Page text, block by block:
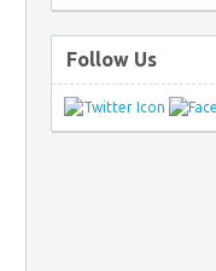
Follow Us